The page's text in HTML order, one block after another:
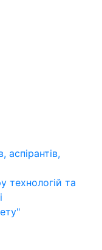
аспірантів,
технологій та